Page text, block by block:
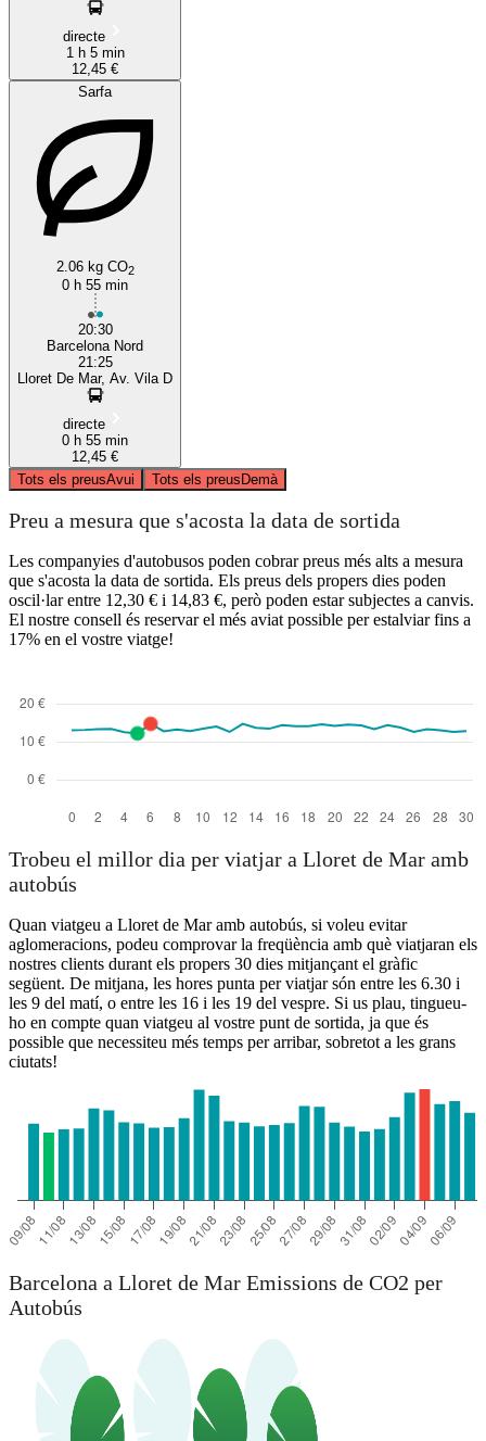
directe
1 h 5 min
12,45 €
Sarfa
2.06 kg CO2
0 h 55 min
20:30
Barcelona Nord
21:25
Lloret De Mar, Av. Vila D
directe
0 h 55 min
12,45 €
Tots els preusAvui Tots els preusDemà
Preu a mesura que s'acosta la data de sortida
Les companyies d'autobusos poden cobrar preus més alts a mesura
que s'acosta la data de sortida. Els preus dels propers dies poden
oscil·lar entre 12,30 € i 14,83 €, però poden estar subjectes a canvis.
El nostre consell és reservar el més aviat possible per estalviar fins a
17% en el vostre viatge!
Trobeu el millor dia per viatjar a Lloret de Mar amb
autobús
Quan viatgeu a Lloret de Mar amb autobús, si voleu evitar
aglomeracions, podeu comprovar la freqüència amb què viatjaran els
nostres clients durant els propers 30 dies mitjançant el gràfic
següent. De mitjana, les hores punta per viatjar són entre les 6.30 i
les 9 del matí, o entre les 16 i les 19 del vespre. Si us plau, tingueu-
ho en compte quan viatgeu al vostre punt de sortida, ja que és
possible que necessiteu més temps per arribar, sobretot a les grans
ciutats!
Barcelona a Lloret de Mar Emissions de CO2 per
Autobús